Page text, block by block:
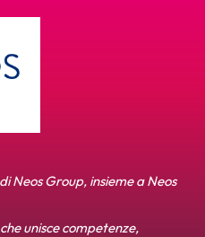
Neos Group, insieme a Neos
unisce competenze,